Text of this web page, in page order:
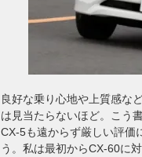
良好な乗り心地や上質感な
は見当たらないほど。こう
CX-5も遠からず厳しい評価
う。私は最初からCX-60に